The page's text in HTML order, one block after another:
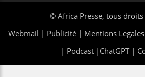
© Africa Presse, tous droits
Webmail | Publicité | Mentions
| Podcast| ChatGPT|